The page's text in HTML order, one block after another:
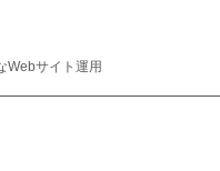
Webサイト運用